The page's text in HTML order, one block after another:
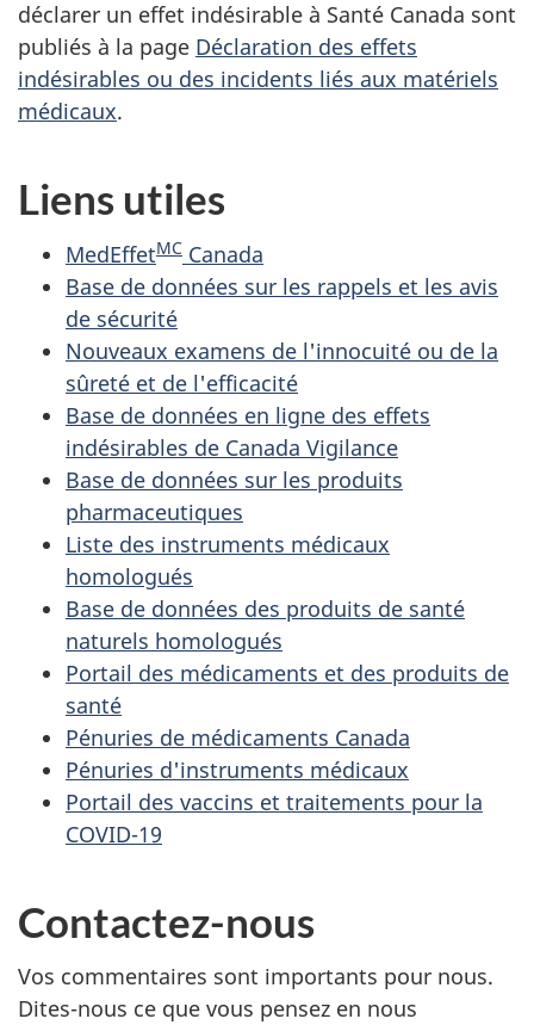
déclarer un effet indésirable à Santé Canada sont
publiés à la page Déclaration des effets
indésirables ou des incidents liés aux matériels
médicaux.
Liens utiles
MedEffetMC Canada
Base de données sur les rappels et les avis
de sécurité
Nouveaux examens de l'innocuité ou de la
sûreté et de l'efficacité
Base de données en ligne des effets
indésirables de Canada Vigilance
Base de données sur les produits
pharmaceutiques
Liste des instruments médicaux
homologués
Base de données des produits de santé
naturels homologués
Portail des médicaments et des produits de
santé
Pénuries de médicaments Canada
Pénuries d'instruments médicaux
Portail des vaccins et traitements pour la
COVID-19
Contactez-nous
Vos commentaires sont importants pour nous.
Dites-nous ce que vous pensez en nous